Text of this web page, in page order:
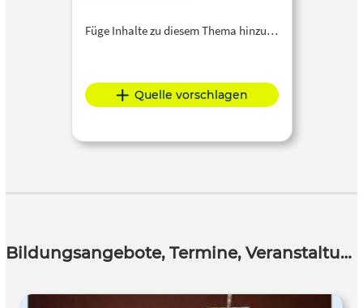
Füge Inhalte zu diesem Thema hinzu…
Quelle vorschlagen
Bildungsangebote, Termine, Veranstaltungen